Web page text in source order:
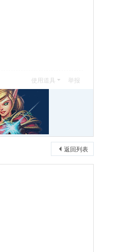
使用道具 举报
返回列表